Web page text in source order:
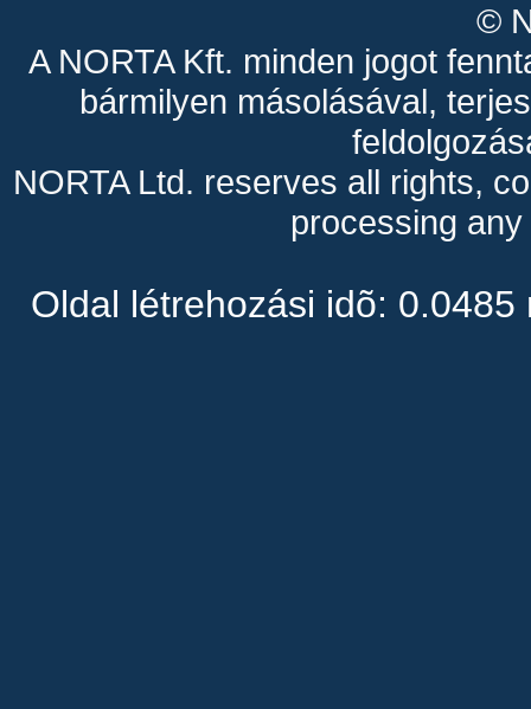
©
A NORTA Kft. minden jogot
bármilyen másolásával,
NORTA Ltd. reserves all rights,
processing
Oldal létrehozási idõ: